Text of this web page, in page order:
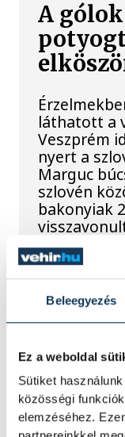
Beleegyezés
Ez a weboldal
Sütiket
közösségi
elemzéséhez.
A
láthatott a
Veszprém
nyert a
Marguc
szlovén
bakonyiak
Dr.
Huszonkét
One
délutáni
Csaba